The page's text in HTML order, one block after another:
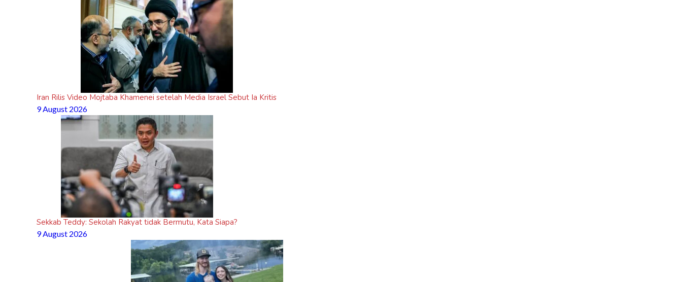
Iran Rilis Video Mojtaba Khamenei setelah Media Israel Sebut Ia Kritis
9 August 2026
Sekkab Teddy: Sekolah Rakyat tidak Bermutu, Kata Siapa?
9 August 2026